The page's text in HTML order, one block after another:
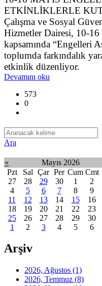
ETKİNLİKLERLE
Çalışma ve Sosyal
Hizmetler Dairesi, 10-16
kapsamında “Engelleri
toplumda farkındalık
etkinlik düzenliyor.
Devamını oku
573
0
Ara
« Mayıs 2026
Pzt
Sal Çar Per Cum Cmt
27
28 29 30 1 2
4
5 6 7 8 9
11
12 13 14 15 16
18
19 20 21 22 23
25
26 27 28 29 30
1
2 3 4 5 6
Arşiv
2026, Ağustos (1)
2026, Temmuz (8)